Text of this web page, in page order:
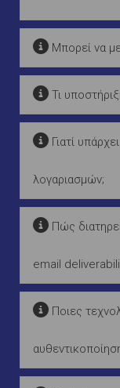
Μπορεί να
Τι
Γιατί
λογαριασμών;
Πώς
email
Ποιες